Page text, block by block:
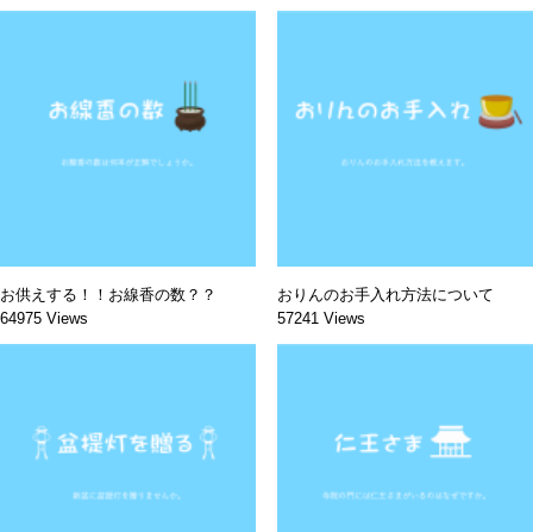
お供えする！！お線香の数？？
64975 Views
おりんのお手入れ方法について
57241 Views